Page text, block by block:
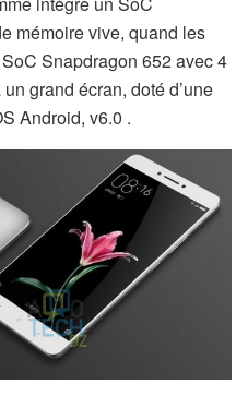
mémoire vive, quand les
Snapdragon 652 avec 4
grand écran, doté d’une
Android, v6.0 .